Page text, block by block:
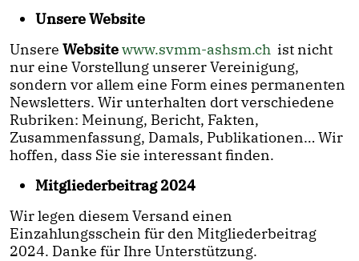
Unsere Website
Unsere Websitewww.svmm-ashsm.ch ist nicht
nur eine Vorstellung unserer Vereinigung,
sondern vor allem eine Form eines permanenten
Newsletters. Wir unterhalten dort verschiedene
Rubriken: Meinung, Bericht, Fakten,
Zusammenfassung, Damals, Publikationen… Wir
hoffen, dass Sie sie interessant finden.
Mitgliederbeitrag 2024
Wir legen diesem Versand einen
Einzahlungsschein für den Mitgliederbeitrag
2024. Danke für Ihre Unterstützung.